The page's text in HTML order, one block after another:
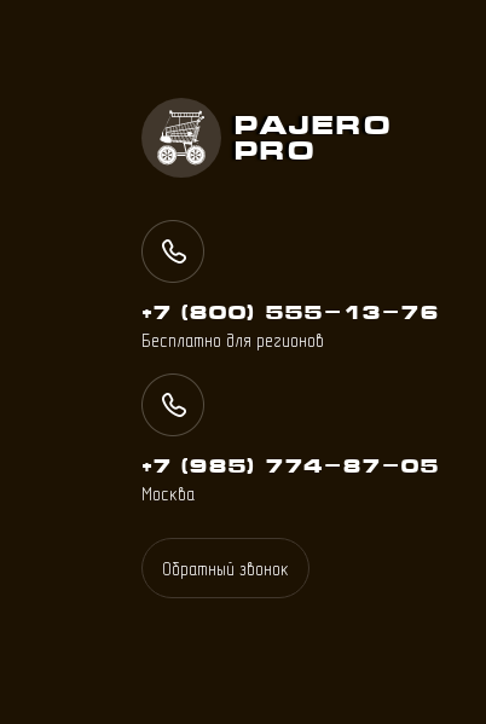
Pajero
Pro
+7 (800) 555-13-76
Бесплатно для регионов
+7 (985) 774-87-05
Москва
Обратный звонок